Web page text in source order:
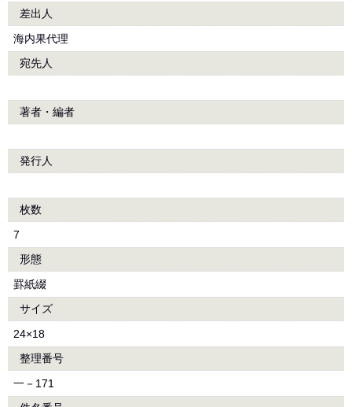
差出人
海内果代理
宛先人
著者・編者
発行人
枚数
7
形態
罫紙綴
サイズ
24×18
整理番号
一－171